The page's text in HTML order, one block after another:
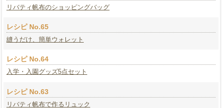
リバティ帆布のショッピングバッグ
レシピ No.65
縫うだけ、簡単ウォレット
レシピ No.64
入学・入園グッズ5点セット
レシピ No.63
リバティ帆布で作るリュック